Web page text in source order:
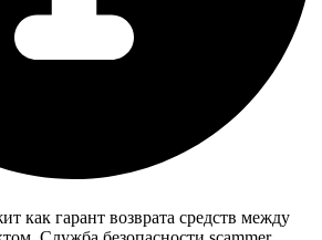
как гарант возврата средств между